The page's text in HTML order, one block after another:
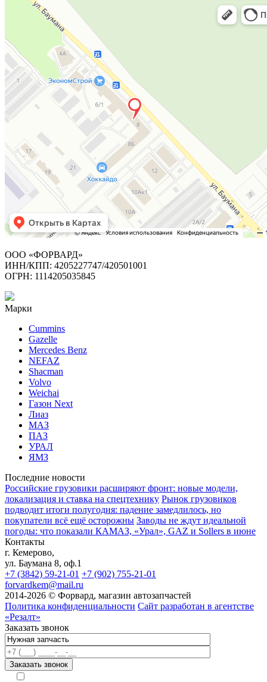
ООО «ФОРВАРД»
ИНН/КПП: 4205227747/420501001
ОГРН: 1114205035845
Марки
Cummins
Gazelle
Mercedes Benz
NEFAZ
Shacman
Volvo
Weichai
Газон Next
Лиаз
МАЗ
ПАЗ
УРАЛ
ЯМЗ
Последние новости
Российские грузовики расширяют фронт: новые модели,
локализация и ставка на спецтехнику Рынок грузовиков
подводит итоги полугодия: падение замедлилось, но
покупатели всё ещё осторожны Заводы не ждут идеальной
погоды: что показали КАМАЗ, «Урал», GAZ и Sollers в июне
Контакты
г. Кемерово,
ул. Баумана 8, оф.1
+7 (3842) 59-21-01 +7 (902) 755-21-01
forvardkem@mail.ru
2014-2026 © Форвард, магазин автозапчастей
Политика конфиденциальности Сайт разработан в агентстве
«Резалт»
Заказать звонок